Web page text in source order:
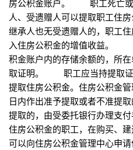
房公积金账户。 职工死亡或
人、受遗赠人可以提取职工住
继承人也无受遗赠人的，职工
入住房公积金的增值收益。
积金账户内的存储余额的，所
取证明。 职工应当持提取证
提取住房公积金。住房公积金
日内作出准予提取或者不准提
提取的，由受委托银行办理
住房公积金的职工，在购买、建
可以向住房公积金管理中心